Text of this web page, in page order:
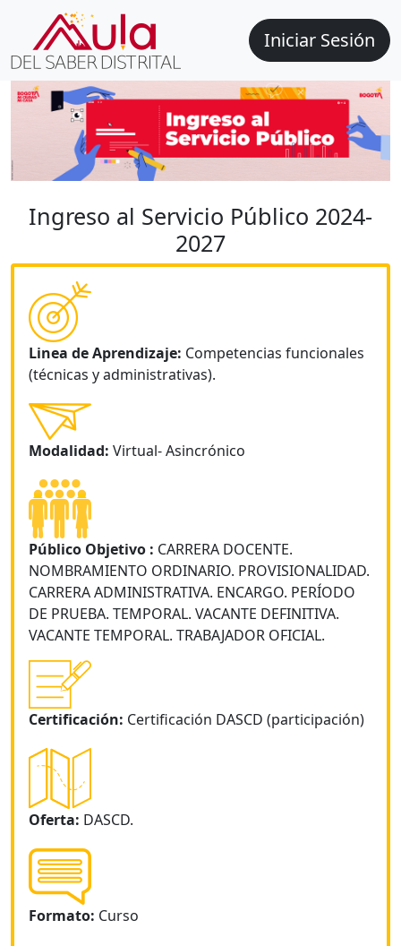
Iniciar Sesión
Ingreso al Servicio Público 2024-
2027
Linea de Aprendizaje: Competencias funcionales
(técnicas y administrativas).
Modalidad: Virtual- Asincrónico
Público Objetivo : CARRERA DOCENTE.
NOMBRAMIENTO ORDINARIO. PROVISIONALIDAD.
CARRERA ADMINISTRATIVA. ENCARGO. PERÍODO
DE PRUEBA. TEMPORAL. VACANTE DEFINITIVA.
VACANTE TEMPORAL. TRABAJADOR OFICIAL.
Certificación: Certificación DASCD (participación)
Oferta: DASCD.
Formato: Curso